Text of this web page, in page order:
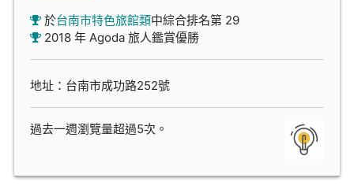
於台南市特色旅館類中綜合排名第 29
2018 年 Agoda 旅人鑑賞優勝
地址：台南市成功路252號
過去一週瀏覽量超過5次。